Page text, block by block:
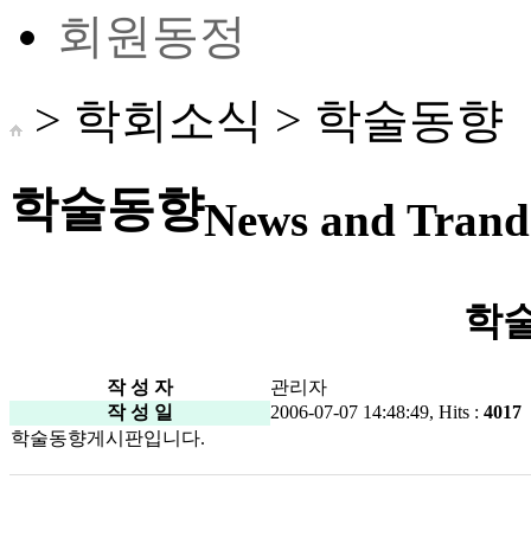
회원동정
> 학회소식 > 학술동향
학술동향News and
학
작 성 자
관리자
작 성 일
2006-07-07 14:48:49, Hits : 4017
학술동향게시판입니다.